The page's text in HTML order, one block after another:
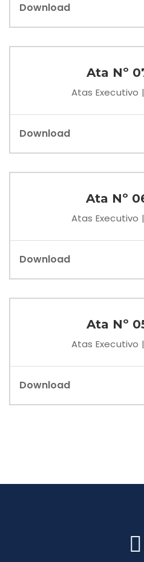
Download
Ata Nº
Atas Executivo
Download
Ata Nº
Atas Executivo
Download
Ata Nº
Atas Executivo
Download